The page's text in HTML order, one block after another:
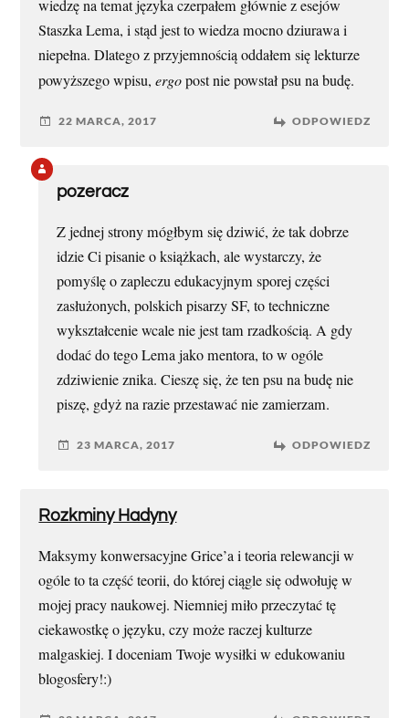
wiedzę na temat języka czerpałem głównie z esejów
Staszka Lema, i stąd jest to wiedza mocno dziurawa i
niepełna. Dlatego z przyjemnością oddałem się lekturze
powyższego wpisu,ergopost nie powstał psu na budę.
22 MARCA, 2017 ODPOWIEDZ
pozeracz
Z jednej strony mógłbym się dziwić, że tak dobrze
idzie Ci pisanie o książkach, ale wystarczy, że
pomyślę o zapleczu edukacyjnym sporej części
zasłużonych, polskich pisarzy SF, to techniczne
wykształcenie wcale nie jest tam rzadkością. A gdy
dodać do tego Lema jako mentora, to w ogóle
zdziwienie znika. Cieszę się, że ten psu na budę nie
piszę, gdyż na razie przestawać nie zamierzam.
23 MARCA, 2017 ODPOWIEDZ
Rozkminy Hadyny
Maksymy konwersacyjne Grice’a i teoria relewancji w
ogóle to ta część teorii, do której ciągle się odwołuję w
mojej pracy naukowej. Niemniej miło przeczytać tę
ciekawostkę o języku, czy może raczej kulturze
malgaskiej. I doceniam Twoje wysiłki w edukowaniu
blogosfery!:)